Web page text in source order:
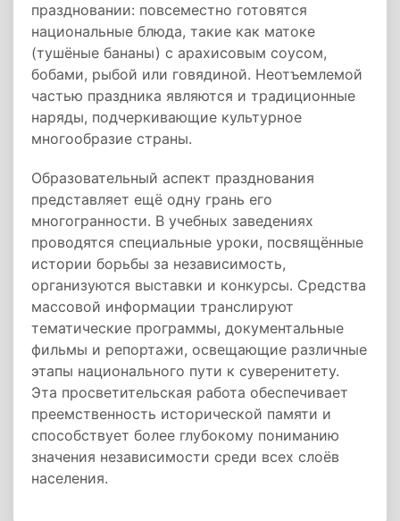
праздновании: повсеместно готовятся
национальные блюда, такие как матоке
(тушёные бананы) с арахисовым соусом,
бобами, рыбой или говядиной. Неотъемлемой
частью праздника являются и традиционные
наряды, подчеркивающие культурное
многообразие страны.
Образовательный аспект празднования
представляет ещё одну грань его
многогранности. В учебных заведениях
проводятся специальные уроки, посвящённые
истории борьбы за независимость,
организуются выставки и конкурсы. Средства
массовой информации транслируют
тематические программы, документальные
фильмы и репортажи, освещающие различные
этапы национального пути к суверенитету.
Эта просветительская работа обеспечивает
преемственность исторической памяти и
способствует более глубокому пониманию
значения независимости среди всех слоёв
населения.